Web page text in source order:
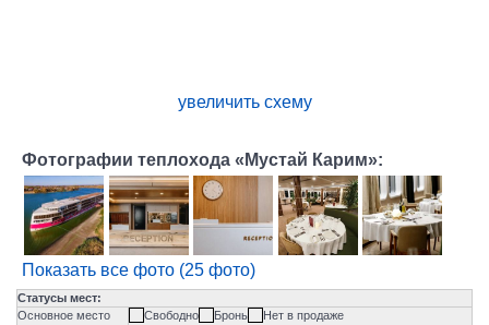
увеличить схему
Фотографии теплохода «Мустай Карим»:
Показать все фото (25 фото)